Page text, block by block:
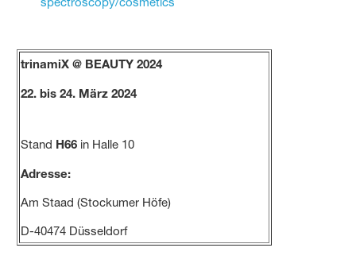
trinamiX @ BEAUTY 2024
22. bis 24. März 2024
Stand H66 in Halle 10
Adresse:
Am Staad (Stockumer Höfe)
D-40474 Düsseldorf